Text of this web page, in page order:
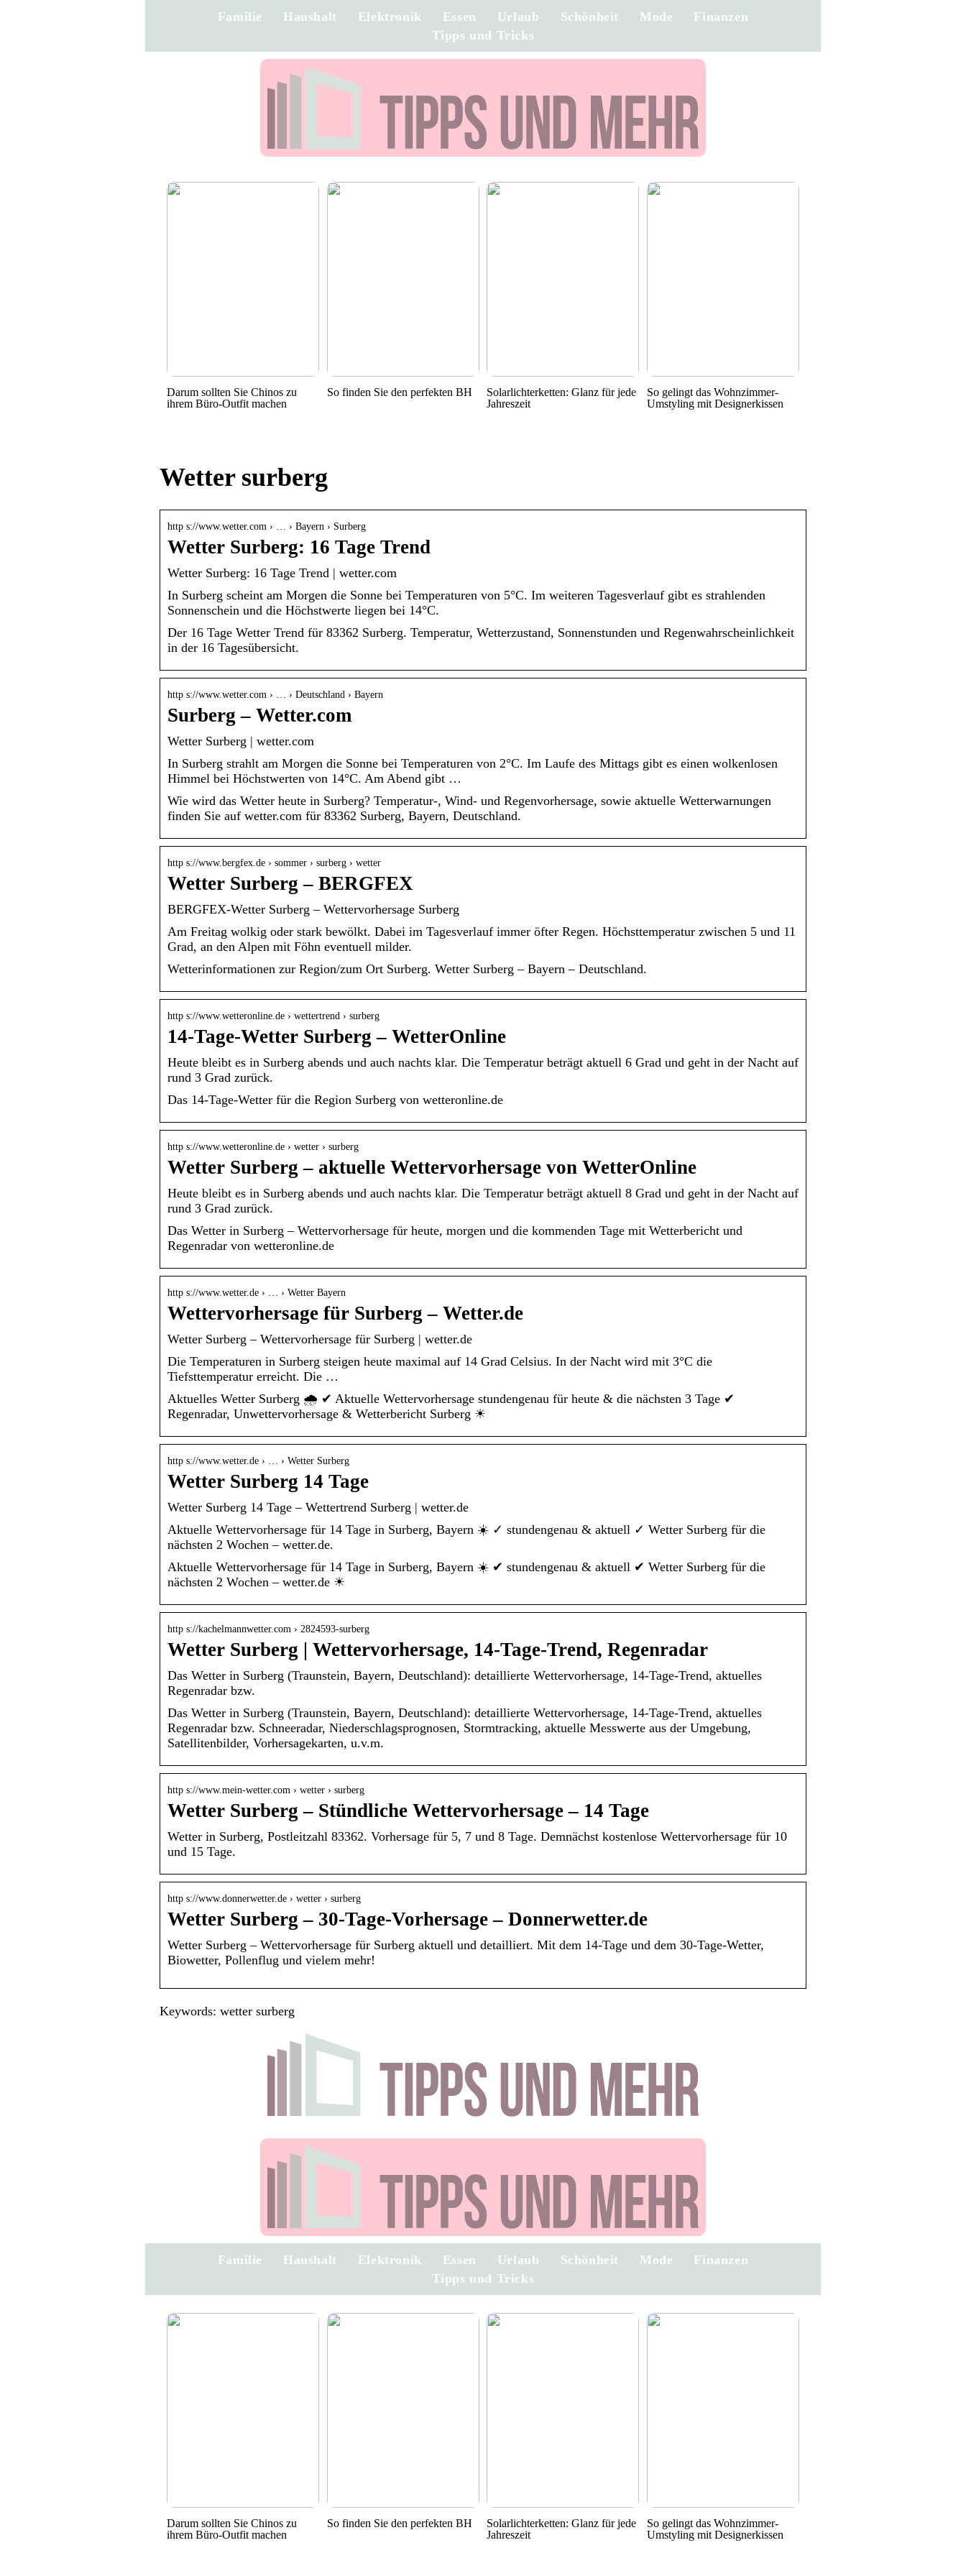
Familie Haushalt Elektronik Essen Urlaub Schönheit Mode
Finanzen
Tipps und Tricks
Darum sollten Sie Chinos zu
ihrem Büro-Outfit machen
So finden Sie den perfekten BH
Solarlichterketten: Glanz für jede
Jahreszeit
So gelingt das Wohnzimmer-
Umstyling mit Designerkissen
Wetter surberg
http s://www.wetter.com › … › Bayern › Surberg
Wetter Surberg: 16 Tage Trend
Wetter Surberg: 16 Tage Trend | wetter.com
In Surberg scheint am Morgen die Sonne bei Temperaturen von 5°C. Im weiteren Tagesverlauf gibt es strahlenden
Sonnenschein und die Höchstwerte liegen bei 14°C.
Der 16 Tage Wetter Trend für 83362 Surberg. Temperatur, Wetterzustand, Sonnenstunden und Regenwahrscheinlichkeit
in der 16 Tagesübersicht.
http s://www.wetter.com › … › Deutschland › Bayern
Surberg – Wetter.com
Wetter Surberg | wetter.com
In Surberg strahlt am Morgen die Sonne bei Temperaturen von 2°C. Im Laufe des Mittags gibt es einen wolkenlosen
Himmel bei Höchstwerten von 14°C. Am Abend gibt …
Wie wird das Wetter heute in Surberg? Temperatur-, Wind- und Regenvorhersage, sowie aktuelle Wetterwarnungen
finden Sie auf wetter.com für 83362 Surberg, Bayern, Deutschland.
http s://www.bergfex.de › sommer › surberg › wetter
Wetter Surberg – BERGFEX
BERGFEX-Wetter Surberg – Wettervorhersage Surberg
Am Freitag wolkig oder stark bewölkt. Dabei im Tagesverlauf immer öfter Regen. Höchsttemperatur zwischen 5 und 11
Grad, an den Alpen mit Föhn eventuell milder.
Wetterinformationen zur Region/zum Ort Surberg. Wetter Surberg – Bayern – Deutschland.
http s://www.wetteronline.de › wettertrend › surberg
14-Tage-Wetter Surberg – WetterOnline
Heute bleibt es in Surberg abends und auch nachts klar. Die Temperatur beträgt aktuell 6 Grad und geht in der Nacht auf
rund 3 Grad zurück.
Das 14-Tage-Wetter für die Region Surberg von wetteronline.de
http s://www.wetteronline.de › wetter › surberg
Wetter Surberg – aktuelle Wettervorhersage von WetterOnline
Heute bleibt es in Surberg abends und auch nachts klar. Die Temperatur beträgt aktuell 8 Grad und geht in der Nacht auf
rund 3 Grad zurück.
Das Wetter in Surberg – Wettervorhersage für heute, morgen und die kommenden Tage mit Wetterbericht und
Regenradar von wetteronline.de
http s://www.wetter.de › … › Wetter Bayern
Wettervorhersage für Surberg – Wetter.de
Wetter Surberg – Wettervorhersage für Surberg | wetter.de
Die Temperaturen in Surberg steigen heute maximal auf 14 Grad Celsius. In der Nacht wird mit 3°C die
Tiefsttemperatur erreicht. Die …
Aktuelles Wetter Surberg 🌧️ ✔ Aktuelle Wettervorhersage stundengenau für heute & die nächsten 3 Tage ✔
Regenradar, Unwettervorhersage & Wetterbericht Surberg ☀
http s://www.wetter.de › … › Wetter Surberg
Wetter Surberg 14 Tage
Wetter Surberg 14 Tage – Wettertrend Surberg | wetter.de
Aktuelle Wettervorhersage für 14 Tage in Surberg, Bayern ☀️ ✓ stundengenau & aktuell ✓ Wetter Surberg für die
nächsten 2 Wochen – wetter.de.
Aktuelle Wettervorhersage für 14 Tage in Surberg, Bayern ☀️ ✔ stundengenau & aktuell ✔ Wetter Surberg für die
nächsten 2 Wochen – wetter.de ☀
http s://kachelmannwetter.com › 2824593-surberg
Wetter Surberg | Wettervorhersage, 14-Tage-Trend, Regenradar
Das Wetter in Surberg (Traunstein, Bayern, Deutschland): detaillierte Wettervorhersage, 14-Tage-Trend, aktuelles
Regenradar bzw.
Das Wetter in Surberg (Traunstein, Bayern, Deutschland): detaillierte Wettervorhersage, 14-Tage-Trend, aktuelles
Regenradar bzw. Schneeradar, Niederschlagsprognosen, Stormtracking, aktuelle Messwerte aus der Umgebung,
Satellitenbilder, Vorhersagekarten, u.v.m.
http s://www.mein-wetter.com › wetter › surberg
Wetter Surberg – Stündliche Wettervorhersage – 14 Tage
Wetter in Surberg, Postleitzahl 83362. Vorhersage für 5, 7 und 8 Tage. Demnächst kostenlose Wettervorhersage für 10
und 15 Tage.
http s://www.donnerwetter.de › wetter › surberg
Wetter Surberg – 30-Tage-Vorhersage – Donnerwetter.de
Wetter Surberg – Wettervorhersage für Surberg aktuell und detailliert. Mit dem 14-Tage und dem 30-Tage-Wetter,
Biowetter, Pollenflug und vielem mehr!
Keywords: wetter surberg
Familie Haushalt Elektronik Essen Urlaub Schönheit Mode
Finanzen
Tipps und Tricks
Darum sollten Sie Chinos zu
ihrem Büro-Outfit machen
So finden Sie den perfekten BH
Solarlichterketten: Glanz für jede
Jahreszeit
So gelingt das Wohnzimmer-
Umstyling mit Designerkissen